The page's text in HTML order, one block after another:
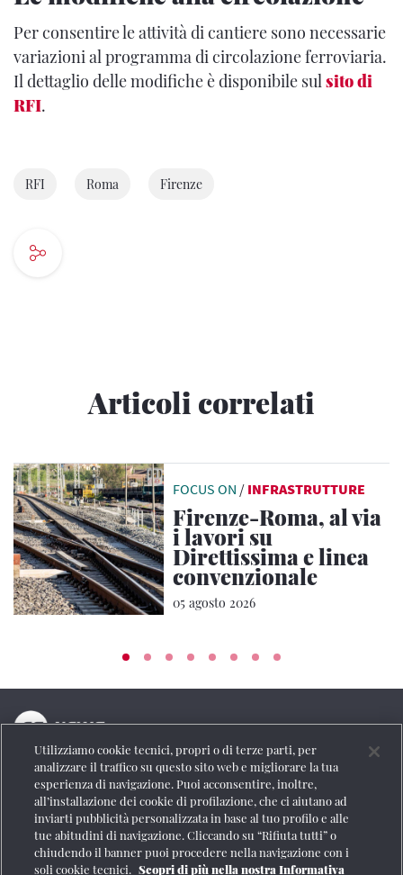
Per consentire le attività di cantiere sono necessarie
variazioni al programma di circolazione ferroviaria.
Il dettaglio delle modifiche è disponibile sulsito di
RFI.
RFI Roma Firenze
Articoli correlati
FOCUS ON / INFRASTRUTTURE
Firenze-Roma, al via
i lavori su
Direttissima e linea
convenzionale
05 agosto 2026
La testata online del Gruppo FS Italiane
Social
Utilizziamo cookie tecnici, propri o di terze parti, per
analizzare il traffico su questo sito web e migliorare la tua
esperienza di navigazione. Puoi acconsentire, inoltre,
all’installazione dei cookie di profilazione, che ci aiutano ad
inviarti pubblicità personalizzata in base al tuo profilo e alle
tue abitudini di navigazione. Cliccando su “Rifiuta tutti” o
chiudendo il banner puoi procedere nella navigazione con i
soli cookie tecnici. Scopri di più nella nostra Informativa